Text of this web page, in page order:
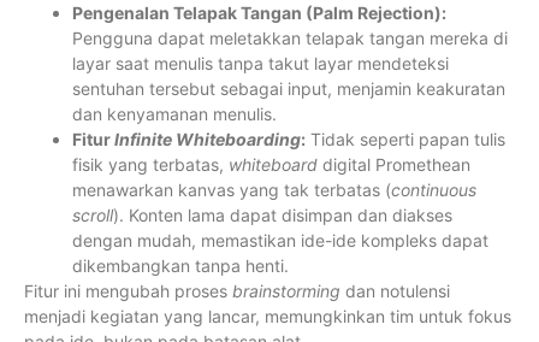
Pengenalan Telapak Tangan (Palm Rejection):
Pengguna dapat meletakkan telapak tangan mereka di
layar saat menulis tanpa takut layar mendeteksi
sentuhan tersebut sebagai input, menjamin keakuratan
dan kenyamanan menulis.
FiturInfinite Whiteboarding: Tidak seperti papan tulis
fisik yang terbatas, whiteboard digital Promethean
menawarkan kanvas yang tak terbatas (continuous
scroll). Konten lama dapat disimpan dan diakses
dengan mudah, memastikan ide-ide kompleks dapat
dikembangkan tanpa henti.
Fitur ini mengubah proses brainstorming dan notulensi
menjadi kegiatan yang lancar, memungkinkan tim untuk fokus